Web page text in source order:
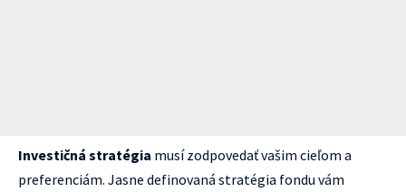
Investičná stratégia musí zodpovedať vašim cieľom a
preferenciám. Jasne definovaná stratégia fondu vám